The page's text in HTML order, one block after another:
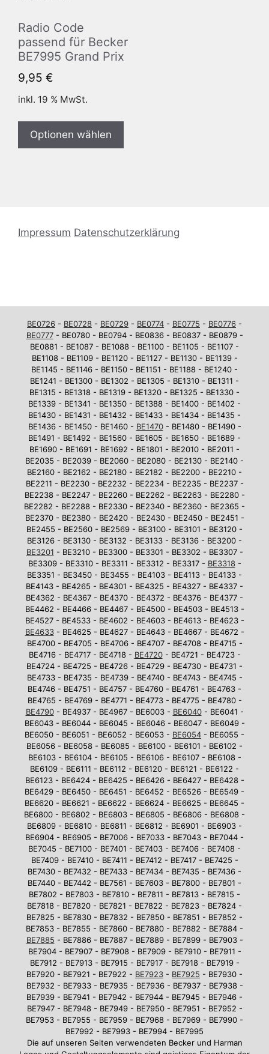
Radio Code
passend für Becker
BE7995 Grand Prix
9,95 €
inkl. 19 % MwSt.
Optionen wählen
Impressum Datenschutzerklärung
BE0726 - BE0728 - BE0729 - BE0774 - BE0775 - BE0776 -
BE0777- BE0780 - BE0794 - BE0836 - BE0837 - BE0879 -
BE0881 - BE1087 - BE1088 - BE1100 - BE1105 - BE1107 -
BE1108 - BE1109 - BE1120 - BE1127 - BE1130 - BE1139 -
BE1145 - BE1146 - BE1150 - BE1151 - BE1188 - BE1240 -
BE1241 - BE1300 - BE1302 - BE1305 - BE1310 - BE1311 -
BE1315 - BE1318 - BE1319 - BE1320 - BE1325 - BE1330 -
BE1339 - BE1341 - BE1350 - BE1388 - BE1400 - BE1402 -
BE1430 - BE1431 - BE1432 - BE1433 - BE1434 - BE1435 -
BE1436 - BE1450 - BE1460 - BE1470- BE1480 - BE1490 -
BE1491 - BE1492 - BE1560 - BE1605 - BE1650 - BE1689 -
BE1690 - BE1691 - BE1692 - BE1801 - BE2010 - BE2011 -
BE2035 - BE2039 - BE2060 - BE2080 - BE2130 - BE2140 -
BE2160 - BE2162 - BE2180 - BE2182 - BE2200 - BE2210 -
BE2211 - BE2230 - BE2232 - BE2234 - BE2235 - BE2237 -
BE2238 - BE2247 - BE2260 - BE2262 - BE2263 - BE2280 -
BE2282 - BE2288 - BE2330 - BE2340 - BE2360 - BE2365 -
BE2370 - BE2380 - BE2420 - BE2430 - BE2450 - BE2451 -
BE2455 - BE2560 - BE2569 - BE3100 - BE3101 - BE3120 -
BE3126 - BE3130 - BE3132 - BE3133 - BE3136 - BE3200 -
BE3201 - BE3210 - BE3300 - BE3301 - BE3302 - BE3307 -
BE3309 - BE3310 - BE3311 - BE3312 - BE3317 - BE3318-
BE3351 - BE3450 - BE3455 - BE4103 - BE4113 - BE4133 -
BE4143 - BE4265 - BE4301 - BE4325 - BE4327 - BE4337 -
BE4362 - BE4367 - BE4370 - BE4372 - BE4376 - BE4377 -
BE4462 - BE4466 - BE4467 - BE4500 - BE4503 - BE4513 -
BE4527 - BE4533 - BE4602 - BE4603 - BE4613 - BE4623 -
BE4633- BE4625 - BE4627 - BE4643 - BE4667 - BE4672 -
BE4700 - BE4705 - BE4706 - BE4707 - BE4708 - BE4715 -
BE4716 - BE4717 - BE4718 - BE4720- BE4721 - BE4723 -
BE4724 - BE4725 - BE4726 - BE4729 - BE4730 - BE4731 -
BE4733 - BE4735 - BE4739 - BE4740 - BE4743 - BE4745 -
BE4746 - BE4751 - BE4757 - BE4760 - BE4761 - BE4763 -
BE4765 - BE4769 - BE4771 - BE4773 - BE4775 - BE4780 -
BE4790- BE4937 - BE4967 - BE6003 - BE6040- BE6041 -
BE6043 - BE6044 - BE6045 - BE6046 - BE6047 - BE6049 -
BE6050 - BE6051 - BE6052 - BE6053 - BE6054 - BE6055 -
BE6056 - BE6058 - BE6085 - BE6100 - BE6101 - BE6102 -
BE6103 - BE6104 - BE6105 - BE6106 - BE6107 - BE6108 -
BE6109 - BE6111 - BE6112 - BE6120 - BE6121 - BE6122 -
BE6123 - BE6424 - BE6425 - BE6426 - BE6427 - BE6428 -
BE6429 - BE6450 - BE6451 - BE6452 - BE6526 - BE6549 -
BE6620 - BE6621 - BE6622 - BE6624 - BE6625 - BE6645 -
BE6800 - BE6802 - BE6803 - BE6805 - BE6806 - BE6808 -
BE6809 - BE6810 - BE6811 - BE6812 - BE6901 - BE6903 -
BE6904 - BE6905 - BE7006 - BE7033 - BE7043 - BE7044 -
BE7045 - BE7100 - BE7401 - BE7403 - BE7406 - BE7408 -
BE7409 - BE7410 - BE7411 - BE7412 - BE7417 - BE7425 -
BE7430 - BE7432 - BE7433 - BE7434 - BE7435 - BE7436 -
BE7440 - BE7442 - BE7561 - BE7603 - BE7800 - BE7801 -
BE7802 - BE7803 - BE7810 - BE7811 - BE7813 - BE7815 -
BE7818 - BE7820 - BE7821 - BE7822 - BE7823 - BE7824 -
BE7825 - BE7830 - BE7832 - BE7850 - BE7851 - BE7852 -
BE7853 - BE7855 - BE7860 - BE7880 - BE7882 - BE7884 -
BE7885 - BE7886 - BE7887 - BE7889 - BE7899 - BE7903 -
BE7904 - BE7907 - BE7908 - BE7909 - BE7910 - BE7911 -
BE7912 - BE7913 - BE7915 - BE7917 - BE7918 - BE7919 -
BE7920 - BE7921 - BE7922 - BE7923 - BE7925 - BE7930 -
BE7932 - BE7933 - BE7935 - BE7936 - BE7937 - BE7938 -
BE7939 - BE7941 - BE7942 - BE7944 - BE7945 - BE7946 -
BE7947 - BE7948 - BE7949 - BE7950 - BE7951 - BE7952 -
BE7953 - BE7955 - BE7959 - BE7968 - BE7969 - BE7990 -
BE7992 - BE7993 - BE7994 - BE7995
Die auf unseren Seiten verwendeten Becker und Harman